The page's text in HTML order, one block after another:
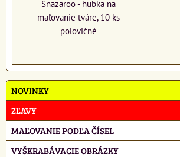
Snazaroo - hubka na
maľovanie tváre, 10 ks
polovičné
NOVINKY
ZĽAVY
MAĽOVANIE PODĽA ČÍSEL
VYŠKRABÁVACIE OBRÁZKY